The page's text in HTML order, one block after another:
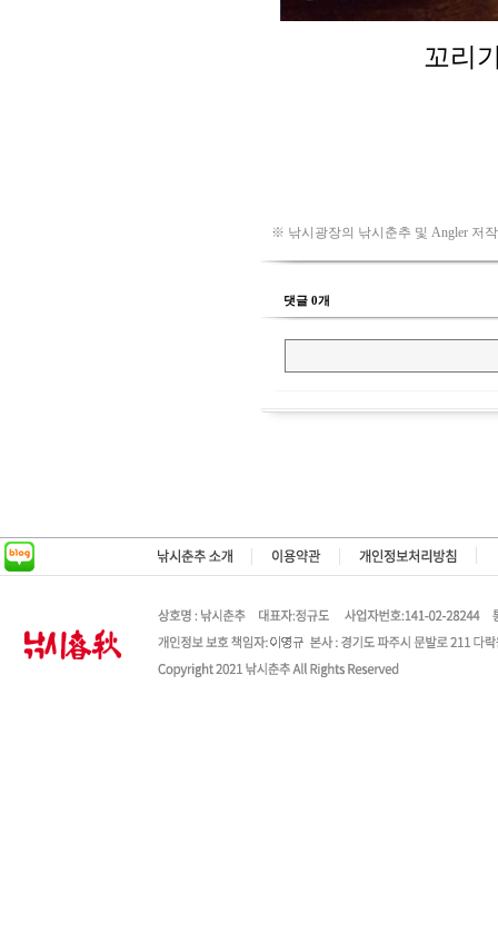
※ 낚시광장의 낚시춘추 및 Angler 저
댓글 0개